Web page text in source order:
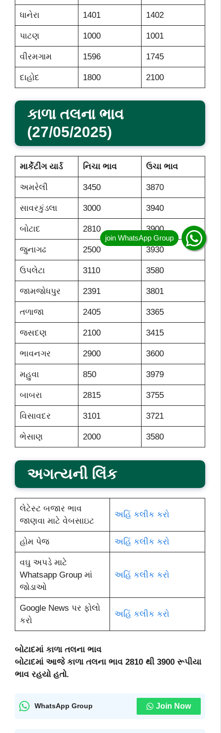
ધાનેરા 1401 1402
પાટણ 1000 1001
વીરમગામ 1596 1745
દાહોદ 1800 2100
કાળા તલના ભાવ
(27/05/2025)
માર્કેટીંગ યાર્ડ નિચા ભાવ ઉચા ભાવ
અમરેલી 3450 3870
સાવરકુંડલા 3000 3940
બોટાદ 2810 3900
જુનાગઢ 2500 3930
ઉપલેટા 3110 3580
જામજોધપુર 2391 3801
તળાજા 2405 3365
જસદણ 2100 3415
ભાવનગર 2900 3600
મહુવા 850 3979
બાબરા 2815 3755
વિસાવદર 3101 3721
ભેસાણ 2000 3580
અગત્યની લિંક
લેટેસ્ટ બજાર ભાવ
જાણવા માટે વેબસાઇટ
અહિં કલીક કરો
હોમ પેજ અહિં કલીક કરો
વઘુ અપડે માટે
Whatsapp Group માં
જોડાઓ
અહિં કલીક કરો
Google News પર ફોલો
કરો
અહિં કલીક કરો
બોટાદમાં કાળા તલના ભાવ
બોટાદમાં આજે કાળા તલના ભાવ 2810 થી 3900 રૂપીયા
ભાવ રહયો હતો.
WhatsApp Group Join Now